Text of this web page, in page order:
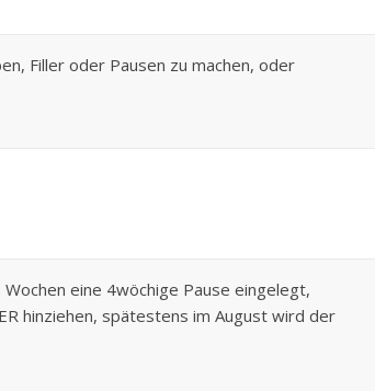
Filler oder Pausen zu machen, oder
eine 4wöchige Pause eingelegt,
hinziehen, spätestens im August wird der